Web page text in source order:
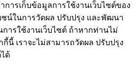
การเก็บข้อมูลการใช้งานเว็บไซต์ของ
ชน์ในการวัดผล ปรับปรุง และพัฒนา
ารใช้งานเว็บไซต์ ถ้าหากท่านไม่
นี้ เราจะไม่สามารถวัดผล ปรับปรุง
ด้